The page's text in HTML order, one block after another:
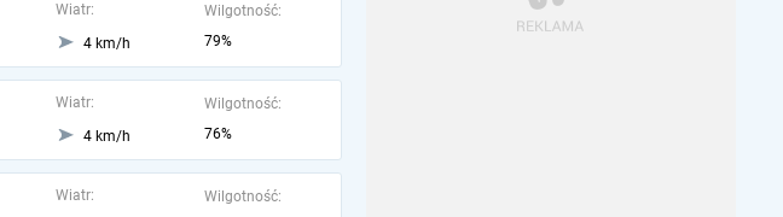
Wiatr:
4 km/h
Wilgotność:
79%
Wiatr:
4 km/h
Wilgotność:
76%
Wiatr:
Wilgotność: